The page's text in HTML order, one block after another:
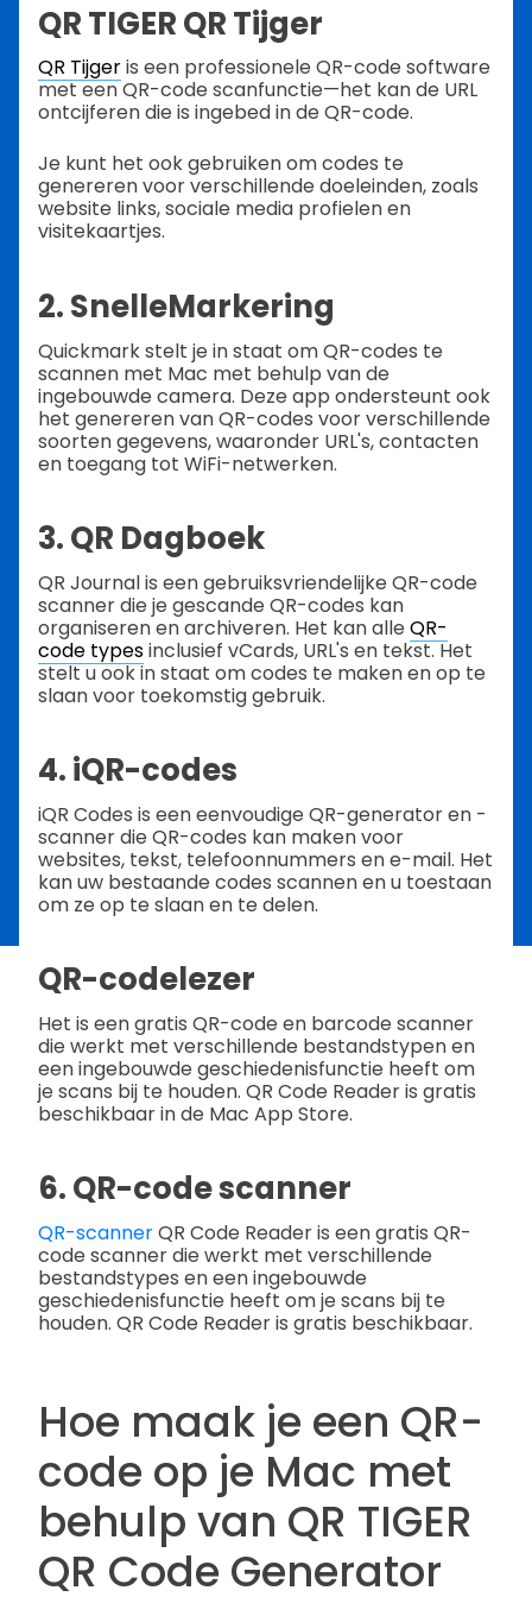
QR TIGER QR Tijger
QR Tijgeris een professionele QR-code software
met een QR-code scanfunctie—het kan de URL
ontcijferen die is ingebed in de QR-code.
Je kunt het ook gebruiken om codes te
genereren voor verschillende doeleinden, zoals
website links, sociale media profielen en
visitekaartjes.
2. SnelleMarkering
Quickmark stelt je in staat om QR-codes te
scannen met Mac met behulp van de
ingebouwde camera. Deze app ondersteunt ook
het genereren van QR-codes voor verschillende
soorten gegevens, waaronder URL's, contacten
en toegang tot WiFi-netwerken.
3. QR Dagboek
QR Journal is een gebruiksvriendelijke QR-code
scanner die je gescande QR-codes kan
organiseren en archiveren. Het kan alle QR-
code typesinclusief vCards, URL's en tekst. Het
stelt u ook in staat om codes te maken en op te
slaan voor toekomstig gebruik.
4. iQR-codes
iQR Codes is een eenvoudige QR-generator en -
scanner die QR-codes kan maken voor
websites, tekst, telefoonnummers en e-mail. Het
kan uw bestaande codes scannen en u toestaan
om ze op te slaan en te delen.
QR-codelezer
Het is een gratis QR-code en barcode scanner
die werkt met verschillende bestandstypen en
een ingebouwde geschiedenisfunctie heeft om
je scans bij te houden. QR Code Reader is gratis
beschikbaar in de Mac App Store.
6. QR-code scanner
QR-scannerQR Code Reader is een gratis QR-
code scanner die werkt met verschillende
bestandstypes en een ingebouwde
geschiedenisfunctie heeft om je scans bij te
houden. QR Code Reader is gratis beschikbaar.
Hoe maak je een QR-
code op je Mac met
behulp van QR TIGER
QR Code Generator